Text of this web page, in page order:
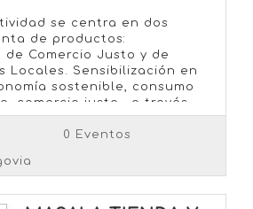
se centra en dos
de productos:
de Comercio Justo y de
Locales. Sensibilización en
sostenible, consumo
comercio justo… a través
otras actividades. Somos
familiar, en el sentido más
profesionales. De
0 Eventos